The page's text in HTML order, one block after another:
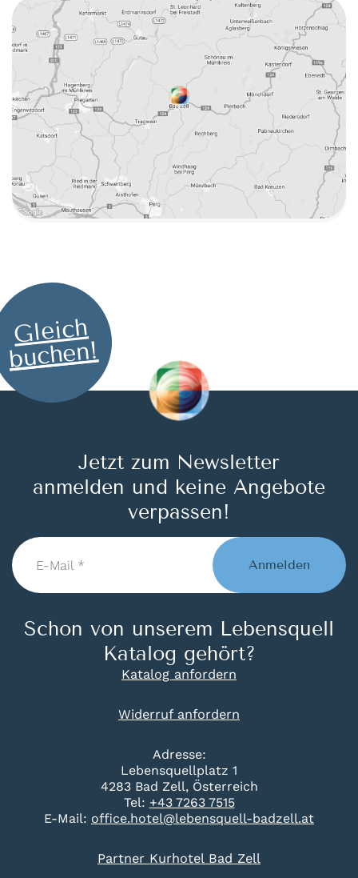
Gleich
buchen!
Adresse:
Lebensquellplatz 1
4283 Bad Zell, Österreich
Tel: +43 7263 7515
E-Mail: office.hotel@lebensquell-badzell.at
Partner Kurhotel Bad Zell
Jetzt zum Newsletter
anmelden und keine Angebote
verpassen!
E-
Mail
*
Anmelden
Schon von unserem Lebensquell
Katalog gehört?
Katalog anfordern
Widerruf anfordern